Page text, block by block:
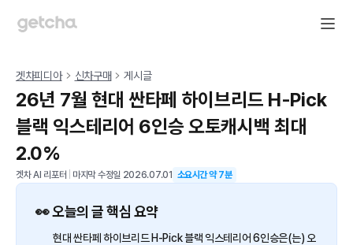
겟차피디아 신차구매 게시글
26년 7월 현대 싼타페 하이브리드 H-Pick
블랙 익스테리어 6인승 오토캐시백 최대
2.0%
겟차 AI 리포터 마지막 수정일 2026.07.01 소요시간 약7분
👀 오늘의 글 핵심 요약
현대 싼타페 하이브리드 H-Pick 블랙 익스테리어 6인승은(는) 오